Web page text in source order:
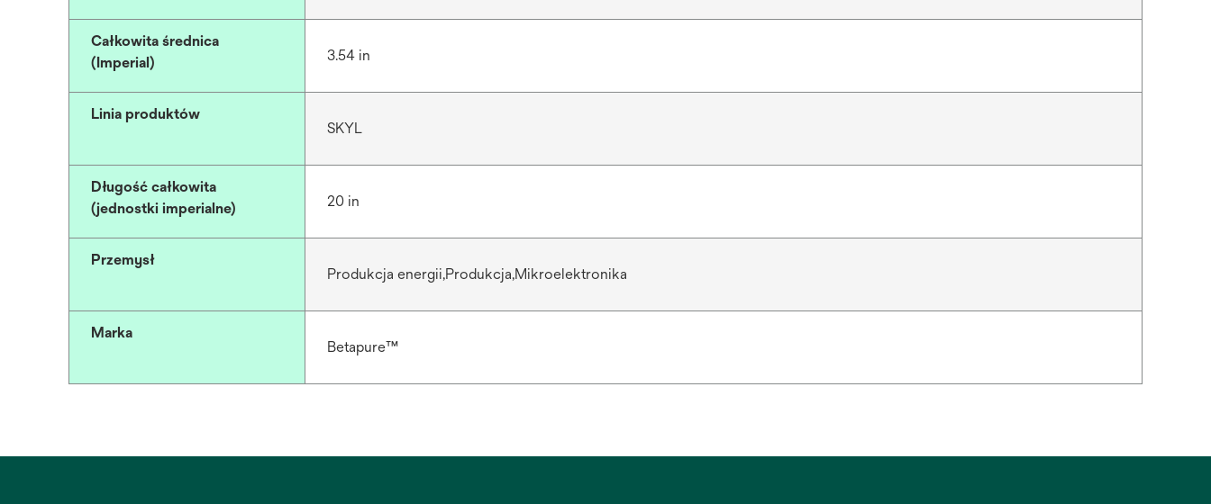
Całkowita średnica
(Imperial)
3.54 in
Linia produktów
SKYL
Długość całkowita
(jednostki imperialne)
20 in
Przemysł
Produkcja energii,Produkcja,Mikroelektronika
Marka
Betapure™